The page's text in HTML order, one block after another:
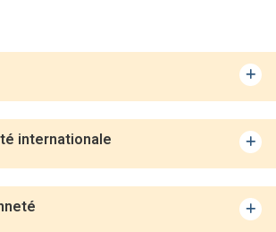
internationale